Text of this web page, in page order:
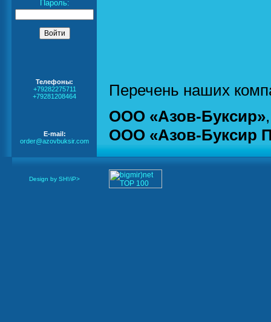
Пароль:
Телефоны:
+79282275711
+79281208464
E-mail:
order@azovbuksir.com
Перечень наших
ООО «Азов-Буксир»
ООО «Азов-Буксир
Design by SH!/iP>